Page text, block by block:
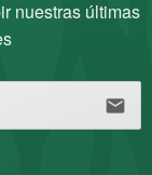
nuestras últimas
email
está aquí para